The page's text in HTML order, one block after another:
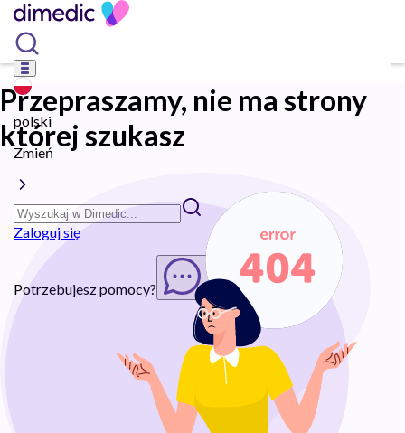
polski
Zmień
Zaloguj się
Potrzebujesz pomocy? Rozpocznij chat
Przepraszamy, nie ma strony
której szukasz